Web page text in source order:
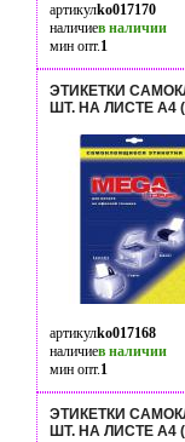
артикулko017170
наличиев наличии
мин опт.1
ЭТИКЕТКИ
ШТ. НА ЛИСТЕ А4
артикулko017168
наличиев наличии
мин опт.1
ЭТИКЕТКИ
ШТ. НА ЛИСТЕ А4